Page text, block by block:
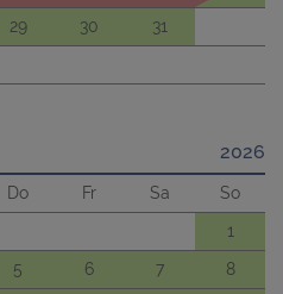
29 30 31
2026
Do Fr Sa
So
1
5 6 7
8